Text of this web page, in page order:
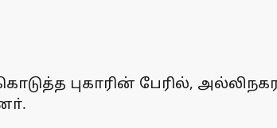
கொடுத்த புகாரின் பேரில்,